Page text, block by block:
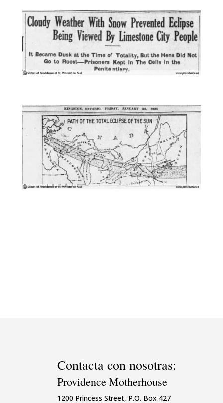
Contacta con nosotras:
Providence Motherhouse
1200 Princess Street, P.O. Box 427